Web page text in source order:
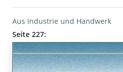
Aus Industrie und Handwerk
Seite 227: